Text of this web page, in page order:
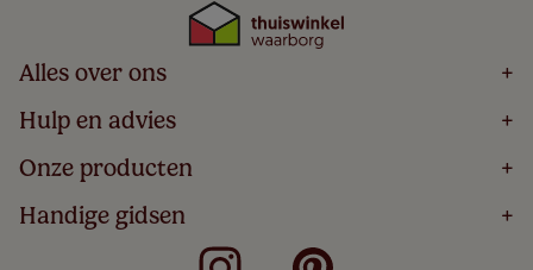
Alles over ons +
Home
Over
Bestellen
Winacties
Hulp en advies +
Volg Je Bestelling
Levering
5 Jaar Garantie
Algemene Voorwaarden
Onze producten +
Houten Jaloezieën
Rolgordijnen
Handige gidsen +
Meten Voor Raamdecoratie